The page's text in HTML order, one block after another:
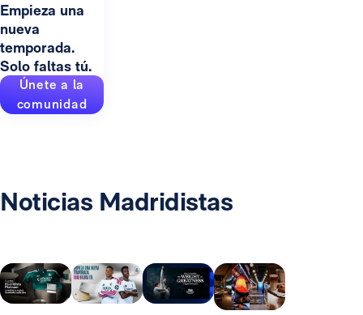
Empieza una
nueva
temporada.
Solo faltas tú.
Únete a la
comunidad
Noticias Madridistas